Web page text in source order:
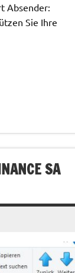
Absender:
Sie Ihre
SA